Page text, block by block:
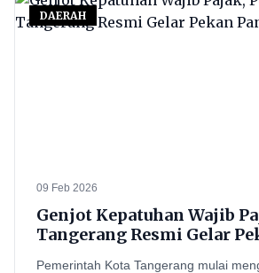
DAERAH
09 Feb 2026
Genjot Kepatuhan Wajib
Tangerang Resmi Gelar
Pemerintah Kota Tangerang mulai